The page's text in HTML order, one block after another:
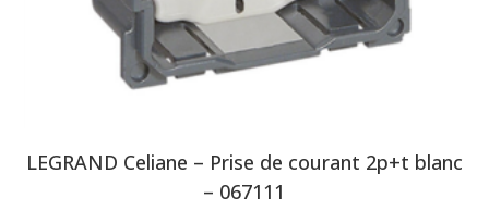
LEGRAND Celiane – Prise de courant 2p+t blanc
– 067111